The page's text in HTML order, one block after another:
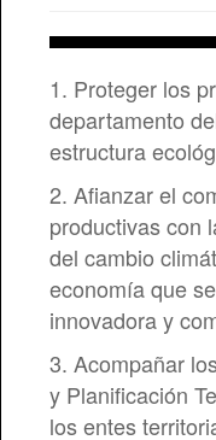
Jurisdicción
NUESTRO
Plan anticorrupción
Planes de TIC
Mapa de procesos
Procedimientos
Indicadores SIG
Informe de
Mapa de Riesgos
Plan de Acción
Plan de
Informes y
Audiencias
Reportes de
Informes de
PROCESOS
Informes de
Plan Anual de
Presupuesto
Histórico de
Estados
Ejecución
Pacto por la
Manual de
Informe de archivo
Talento humano
Manual de
Rediseño
Escala salarial
Escala de viaticos
Evaluación de
Oferta de Empleo
Directorio
Directivos y
Contratistas
Entidades
Agremiaciones
Atención al
Carta de Trato
Protocolo de
Notificaciones
Politica de
Control Interno
Informes
Resoluciones
Mapa de Riesgos
PQRD
PQRS Anónimas
Calendario de
Preguntas y
Glosario
Mapa del sitio
Citas Sendicam
Registro de
1. Proteger los
departamento
estructura
2. Afianzar el
productivas con
del cambio
economía que
innovadora y
3. Acompañar
y Planificación
los entes